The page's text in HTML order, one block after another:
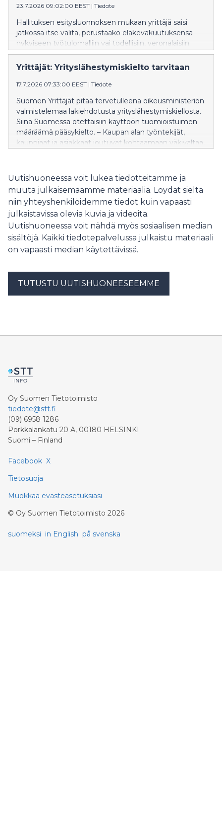
23.7.2026 09:02:00 EEST | Tiedote
Hallituksen esitysluonnoksen mukaan yrittäjä saisi
jatkossa itse valita, perustaako eläkevakuutuksensa
nykyiseen työtulomalliin vai todellisiin, veronalaisiin
ansiotuloihin. Yrittäjän ansiotulona käytettäisiin viimeksi
vahvistetun verotuksen
vakuutettaessa työtulo perustuisi menneisiin
ansiotulomalli ei perustu reaaliaikaisiin tuloihin vaan
vanhaan verotustietoon. Lisäksi työtulolaskurin
ongelmat on uudistuksessa ratkaistava”, johtaja Atte
Rytkönen-Sandberg Suomen Yrittäjistä sanoo.
Yrittäjät: Yrityslähestymiskielto tarvitaan
17.7.2026 07:33:00 EEST | Tiedote
Suomen Yrittäjät pitää tervetulleena oikeusministeriön
valmistelemaa lakiehdotusta yrityslähestymiskiellosta.
Siinä Suomessa otettaisiin käyttöön tuomioistuimen
määräämä pääsykielto. – Kaupan alan työntekijät,
kauppiaat ja asiakkaat joutuvat kohtaamaan väkivaltaa,
henkilökuntaansa toistuvalta ja vakavalta häirinnältä,
Yrittäjien lainsäädäntöasioiden päällikkö Tiina
Toivonen sanoo.
Uutishuoneessa voit lukea tiedotteitamme ja
muuta julkaisemaamme materiaalia. Löydät sieltä
niin yhteyshenkilöidemme tiedot kuin vapaasti
julkaistavissa olevia kuvia ja videoita.
Uutishuoneessa voit nähdä myös sosiaalisen median
sisältöjä. Kaikki tiedotepalvelussa julkaistu materiaali
on vapaasti median käytettävissä.
TUTUSTU UUTISHUONEESEEMME
Oy Suomen Tietotoimisto
tiedote@stt.fi
(09) 6958 1286
Porkkalankatu 20 A, 00180 HELSINKI
Suomi – Finland
Facebook X
Tietosuoja
Muokkaa evästeasetuksiasi
© Oy Suomen Tietotoimisto 2026
suomeksi in English på svenska